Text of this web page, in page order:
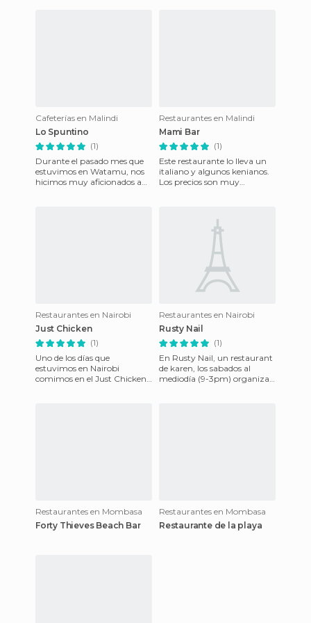
Cafeterías en Malindi
Lo Spuntino
(1)
Durante el pasado mes que
estuvimos en Watamu, nos
hicimos muy aficionados a
Restaurantes en Malindi
Mami Bar
(1)
Este restaurante lo lleva un
italiano y algunos kenianos.
Los precios son muy
Restaurantes en Nairobi
Just Chicken
(1)
Uno de los días que
estuvimos en Nairobi
comimos en el Just Chicken,
Restaurantes en Nairobi
Rusty Nail
(1)
En Rusty Nail, un restaurant
de karen, los sabados al
mediodía (9-3pm) organizan
Restaurantes en Mombasa
Forty Thieves Beach Bar
Restaurantes en Mombasa
Restaurante de la playa